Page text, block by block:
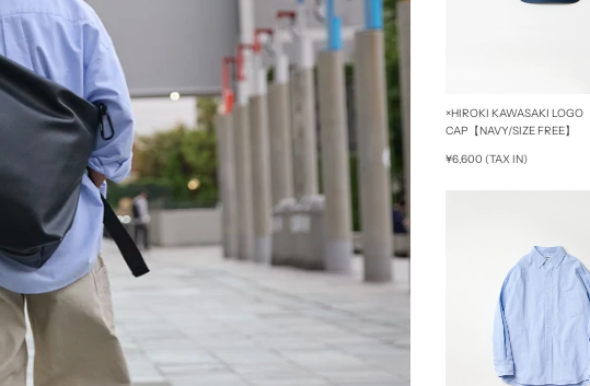
×HIROKI KAWASAKI LOGO
CAP【NAVY/SIZE FREE】
¥6,600 (TAX IN)